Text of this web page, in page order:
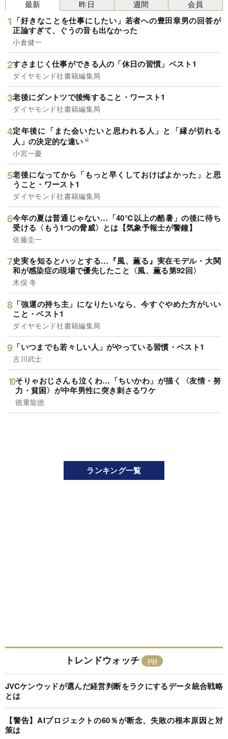
最新
「好きなことを仕事にしたい」若者への豊田章男の回答が
正論すぎて、ぐうの音も出なかった
小倉健一
すさまじく仕事ができる人の「休日の習慣」ベスト1
ダイヤモンド社書籍編集局
老後にダントツで後悔すること・ワースト1
ダイヤモンド社書籍編集局
定年後に「また会いたいと思われる人」と「縁が切れる
人」の決定的な違い
小宮一慶
老後になってから「もっと早くしておけばよかった」と思
うこと・ワースト1
ダイヤモンド社書籍編集局
今年の夏は普通じゃない…「40℃以上の酷暑」の後に待ち
受ける〈もう1つの脅威〉とは【気象予報士が警鐘】
佐藤圭一
史実を知るとハッとする…『風、薫る』実在モデル・大関
和が感染症の現場で優先したこと〈風、薫る第92回〉
木俣 冬
「強運の持ち主」になりたいなら、今すぐやめた方がいい
こと・ベスト1
ダイヤモンド社書籍編集局
「いつまでも若々しい人」がやっている習慣・ベスト1
古川武士
そりゃおじさんも泣くわ…「ちいかわ」が描く〈友情・努
力・貧困〉が中年男性に突き刺さるワケ
徳重龍徳
昨日 週間 会員
ランキング一覧
トレンドウォッチ
JVCケンウッドが選んだ経営判断をラクにするデータ統合戦略
とは
【警告】AIプロジェクトの60％が断念、失敗の根本原因と対
策は